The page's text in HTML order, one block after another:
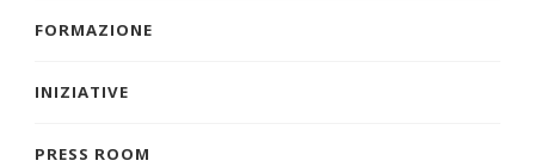
FORMAZIONE
INIZIATIVE
PRESS ROOM